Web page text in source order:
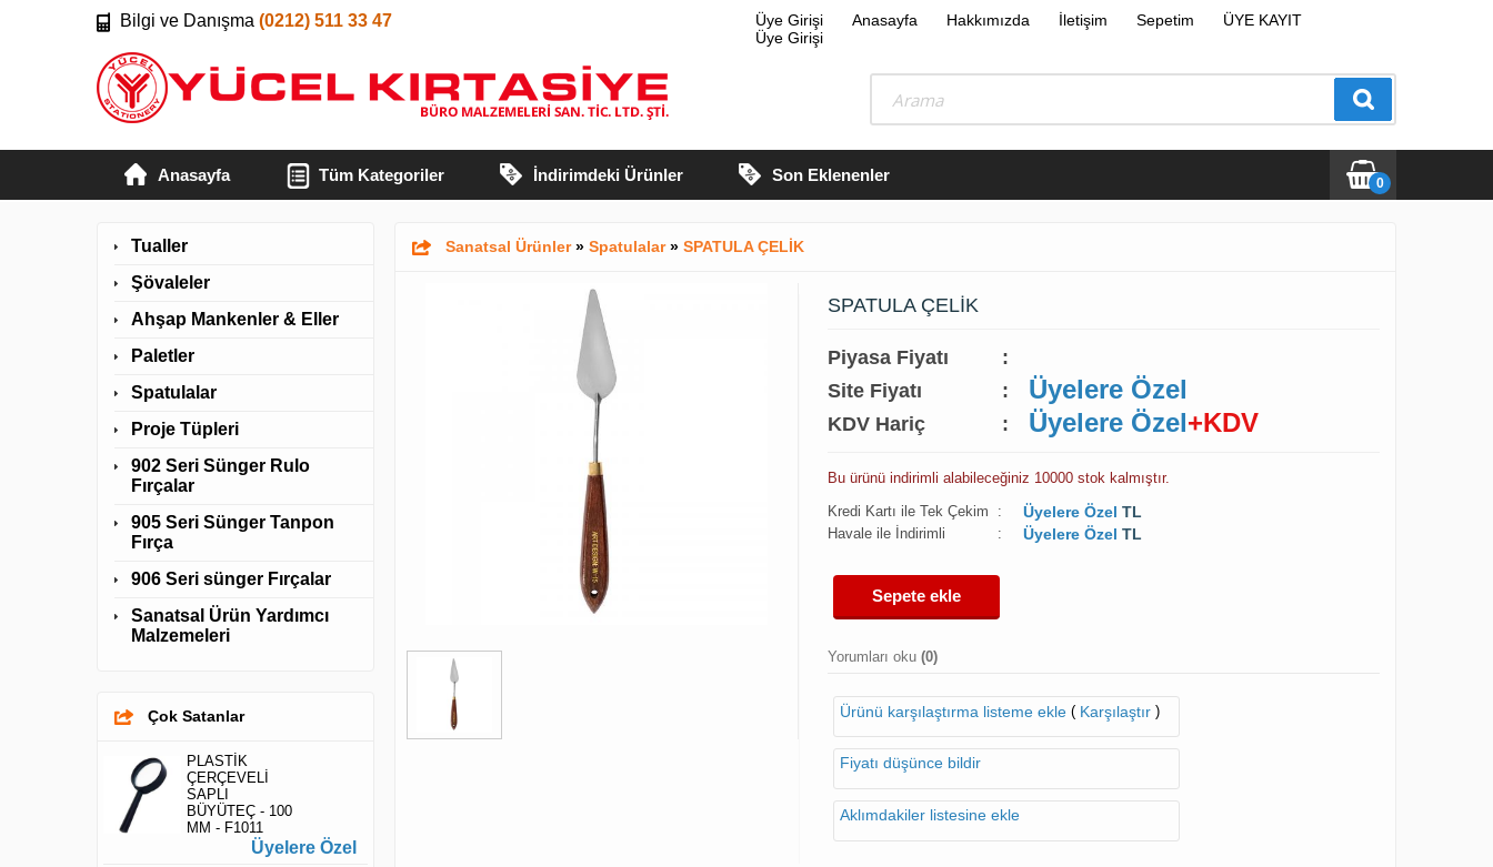
Bilgi ve Danışma (0212) 511 33 47 Üye Girişi Anasayfa Hakkımızda İletişim Sepetim
ÜYE KAYIT
Üye Girişi
Anasayfa Tüm Kategoriler İndirimdeki Ürünler Son Eklenenler 0
Tualler
Şövaleler
Ahşap Mankenler & Eller
Paletler
Spatulalar
Proje Tüpleri
902 Seri Sünger Rulo
Fırçalar
905 Seri Sünger Tanpon
Fırça
906 Seri sünger Fırçalar
Sanatsal Ürün Yardımcı
Malzemeleri
Çok Satanlar
PLASTİK
ÇERÇEVELİ
SAPLI
BÜYÜTEÇ - 100
MM - F1011
Üyelere Özel
Sanatsal Ürünler» Spatulalar» SPATULA ÇELİK
SPATULA ÇELİK
Piyasa Fiyatı
:
Site Fiyatı
: Üyelere Özel
KDV Hariç : Üyelere Özel+KDV
Bu ürünü indirimli alabileceğiniz 10000 stok kalmıştır.
Kredi Kartı ile Tek Çekim
: Üyelere Özel TL
Havale ile İndirimli : Üyelere Özel TL
Sepete ekle
Yorumları oku (0)
Ürünü karşılaştırma listeme ekle ( Karşılaştır )
Fiyatı düşünce bildir
Aklımdakiler listesine ekle